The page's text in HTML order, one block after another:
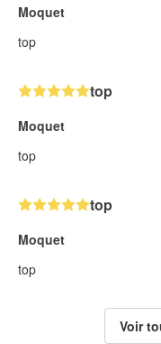
Moquet
top
top
Moquet
top
top
Moquet
top
Voir